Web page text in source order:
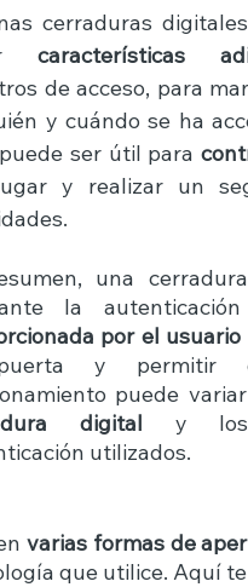
cerraduras
características
de acceso, para
y cuándo se ha
ser útil para
y realizar un
una
la
por el usuario
y permitir
puede
digital y los
utilizados.
varias formas de
que utilice. Aquí